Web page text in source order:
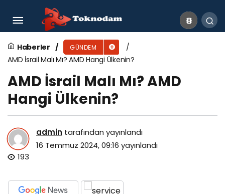
Haberler GÜNDEM
AMD İsrail Malı Mı? AMD Hangi Ülkenin?
AMD İsrail Malı Mı? AMD
Hangi Ülkenin?
admin tarafından yayınlandı
16 Temmuz 2024, 09:16 yayınlandı
193
Intel İsrail Malı Mı? Intel Hangi Ülkenin?